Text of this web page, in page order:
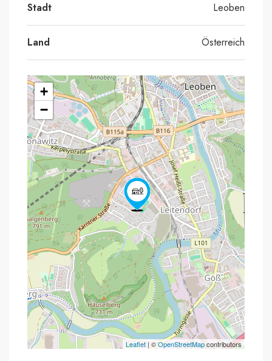
Stadt Leoben
Land Österreich
+
−
Leaflet | ©OpenStreetMapcontributors